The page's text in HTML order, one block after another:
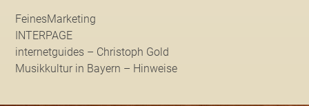
FeinesMarketing
INTERPAGE
internetguides – Christoph Gold
Musikkultur in Bayern – Hinweise